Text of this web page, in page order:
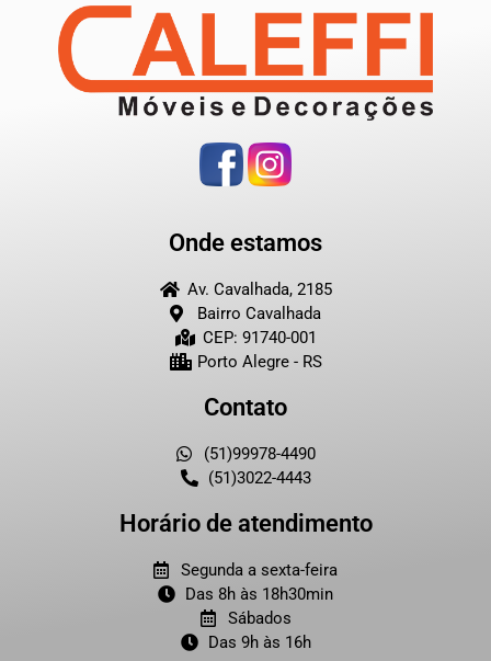
Onde estamos
Av. Cavalhada, 2185
Bairro Cavalhada
CEP: 91740-001
Porto Alegre - RS
Contato
(51)99978-4490
(51)3022-4443
Horário de atendimento
Segunda a sexta-feira
Das 8h às 18h30min
Sábados
Das 9h às 16h